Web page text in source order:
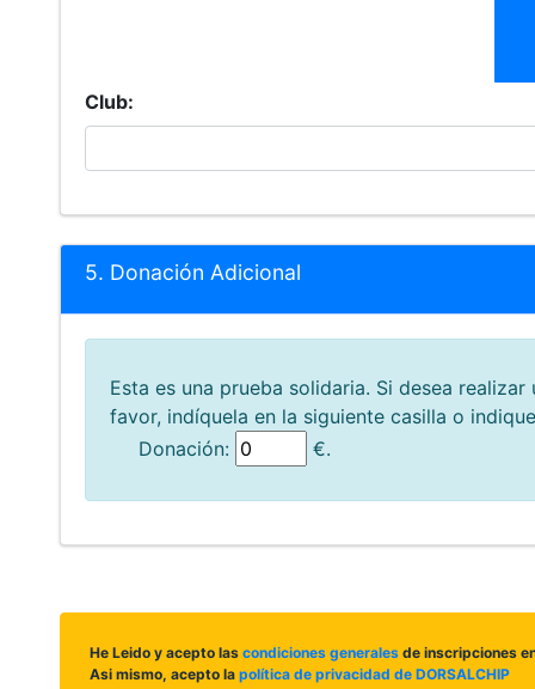
Club:
5. Donación Adicional
Esta es una prueba solidaria. Si desea
favor, indíquela en la siguiente casilla o
Donación:
€.
He Leido y acepto las condiciones generales de inscripciones
Asi mismo, acepto la política de privacidad de DORSALCHIP